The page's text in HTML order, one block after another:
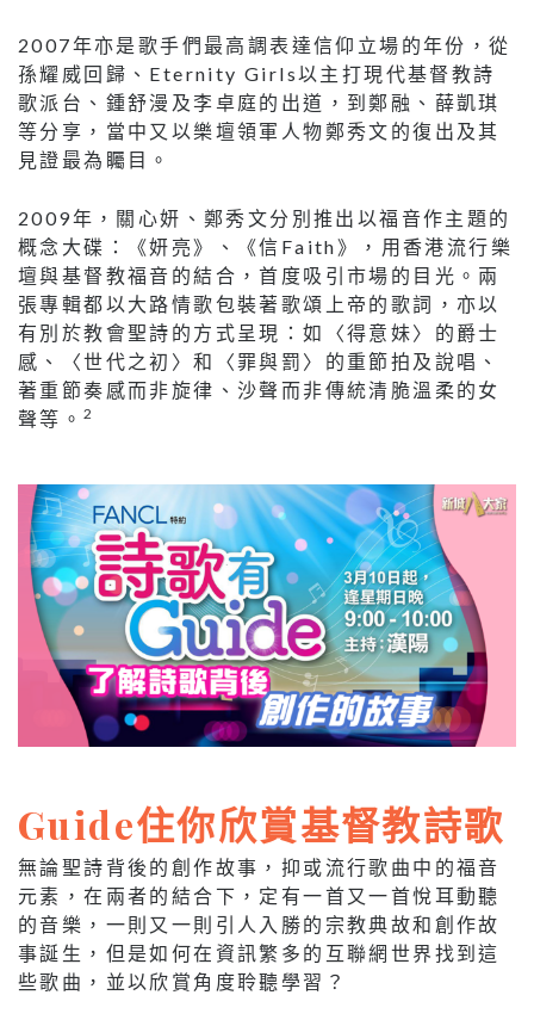
2007年亦是歌手們最高調表達信仰立場的年份，從
孫耀威回歸、Eternity Girls以主打現代基督教詩
歌派台、鍾舒漫及李卓庭的出道，到鄭融、薛凱琪
等分享，當中又以樂壇領軍人物鄭秀文的復出及其
見證最為矚目。
2009年，關心妍、鄭秀文分別推出以福音作主題的
概念大碟：《妍亮》、《信Faith》，用香港流行樂
壇與基督教福音的結合，首度吸引市場的目光。兩
張專輯都以大路情歌包裝著歌頌上帝的歌詞，亦以
有別於教會聖詩的方式呈現：如〈得意妹〉的爵士
感、〈世代之初〉和〈罪與罰〉的重節拍及說唱、
著重節奏感而非旋律、沙聲而非傳統清脆溫柔的女
聲等。2
Guide住你欣賞基督教詩歌
無論聖詩背後的創作故事，抑或流行歌曲中的福音
元素，在兩者的結合下，定有一首又一首悅耳動聽
的音樂，一則又一則引人入勝的宗教典故和創作故
事誕生，但是如何在資訊繁多的互聯網世界找到這
些歌曲，並以欣賞角度聆聽學習？